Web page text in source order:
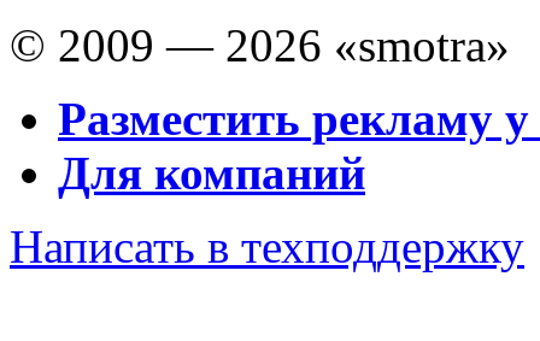
© 2009 — 2026 «smotra»
Разместить рекламу у
Для компаний
Написать в техподдержку